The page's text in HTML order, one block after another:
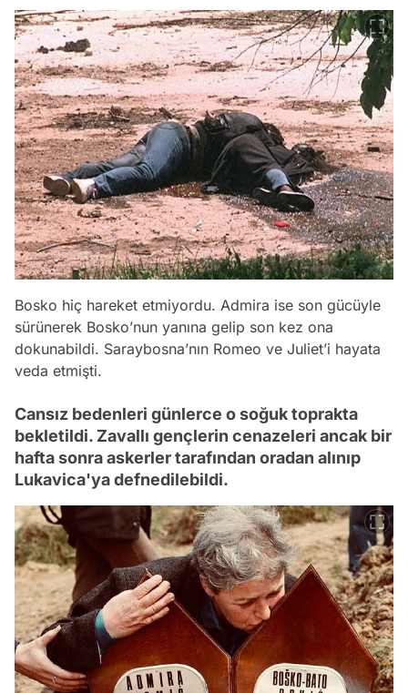
Bosko hiç hareket etmiyordu. Admira ise son gücüyle
sürünerek Bosko’nun yanına gelip son kez ona
dokunabildi. Saraybosna’nın Romeo ve Juliet’i hayata
veda etmişti.
Cansız bedenleri günlerce o soğuk toprakta
bekletildi. Zavallı gençlerin cenazeleri ancak bir
hafta sonra askerler tarafından oradan alınıp
Lukavica'ya defnedilebildi.